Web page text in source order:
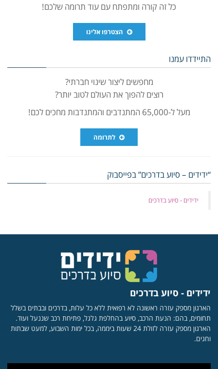
כל זה קורה ומתפתח עם עוד תרומה שלכם!
הצטרפו אלינו
התיידדו עמנו
מחפשים ליצור שינוי חברתי?
רוצים להפוך את העולם לטוב יותר?
מעל ל-65,000 המתנדבים והמתנדבות מחכים לכם!
לתרומה
“ידידים – סיוע בדרכים” בפייסבוק
‏ידידים - סיוע בדרכים
ידידים - סיוע בדרכים
הארגון מספק עזרה ראשונה לא רפואית ללא כל עלות, בדרכים ובבתים בשלל
תחומים, בהם: הנעת הרכב, סיוע בהחלפת גלגל, פתיחת רכב שננעל ועוד.
הארגון מספק עזרה לזולת 24 שעות ביממה, בכל ימות השבוע, למעט שבתות
וחגים.